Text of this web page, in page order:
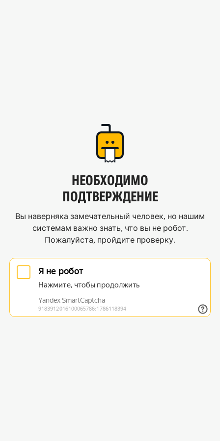
НЕОБХОДИМО
ПОДТВЕРЖДЕНИЕ
Вы наверняка замечательный человек, но нашим
системам важно знать, что вы не робот.
Пожалуйста, пройдите проверку.